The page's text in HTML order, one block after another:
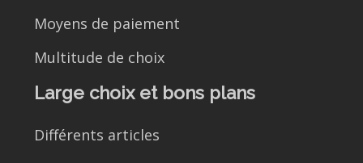
Moyens de paiement
Multitude de choix
Large choix et bons plans
Différents articles